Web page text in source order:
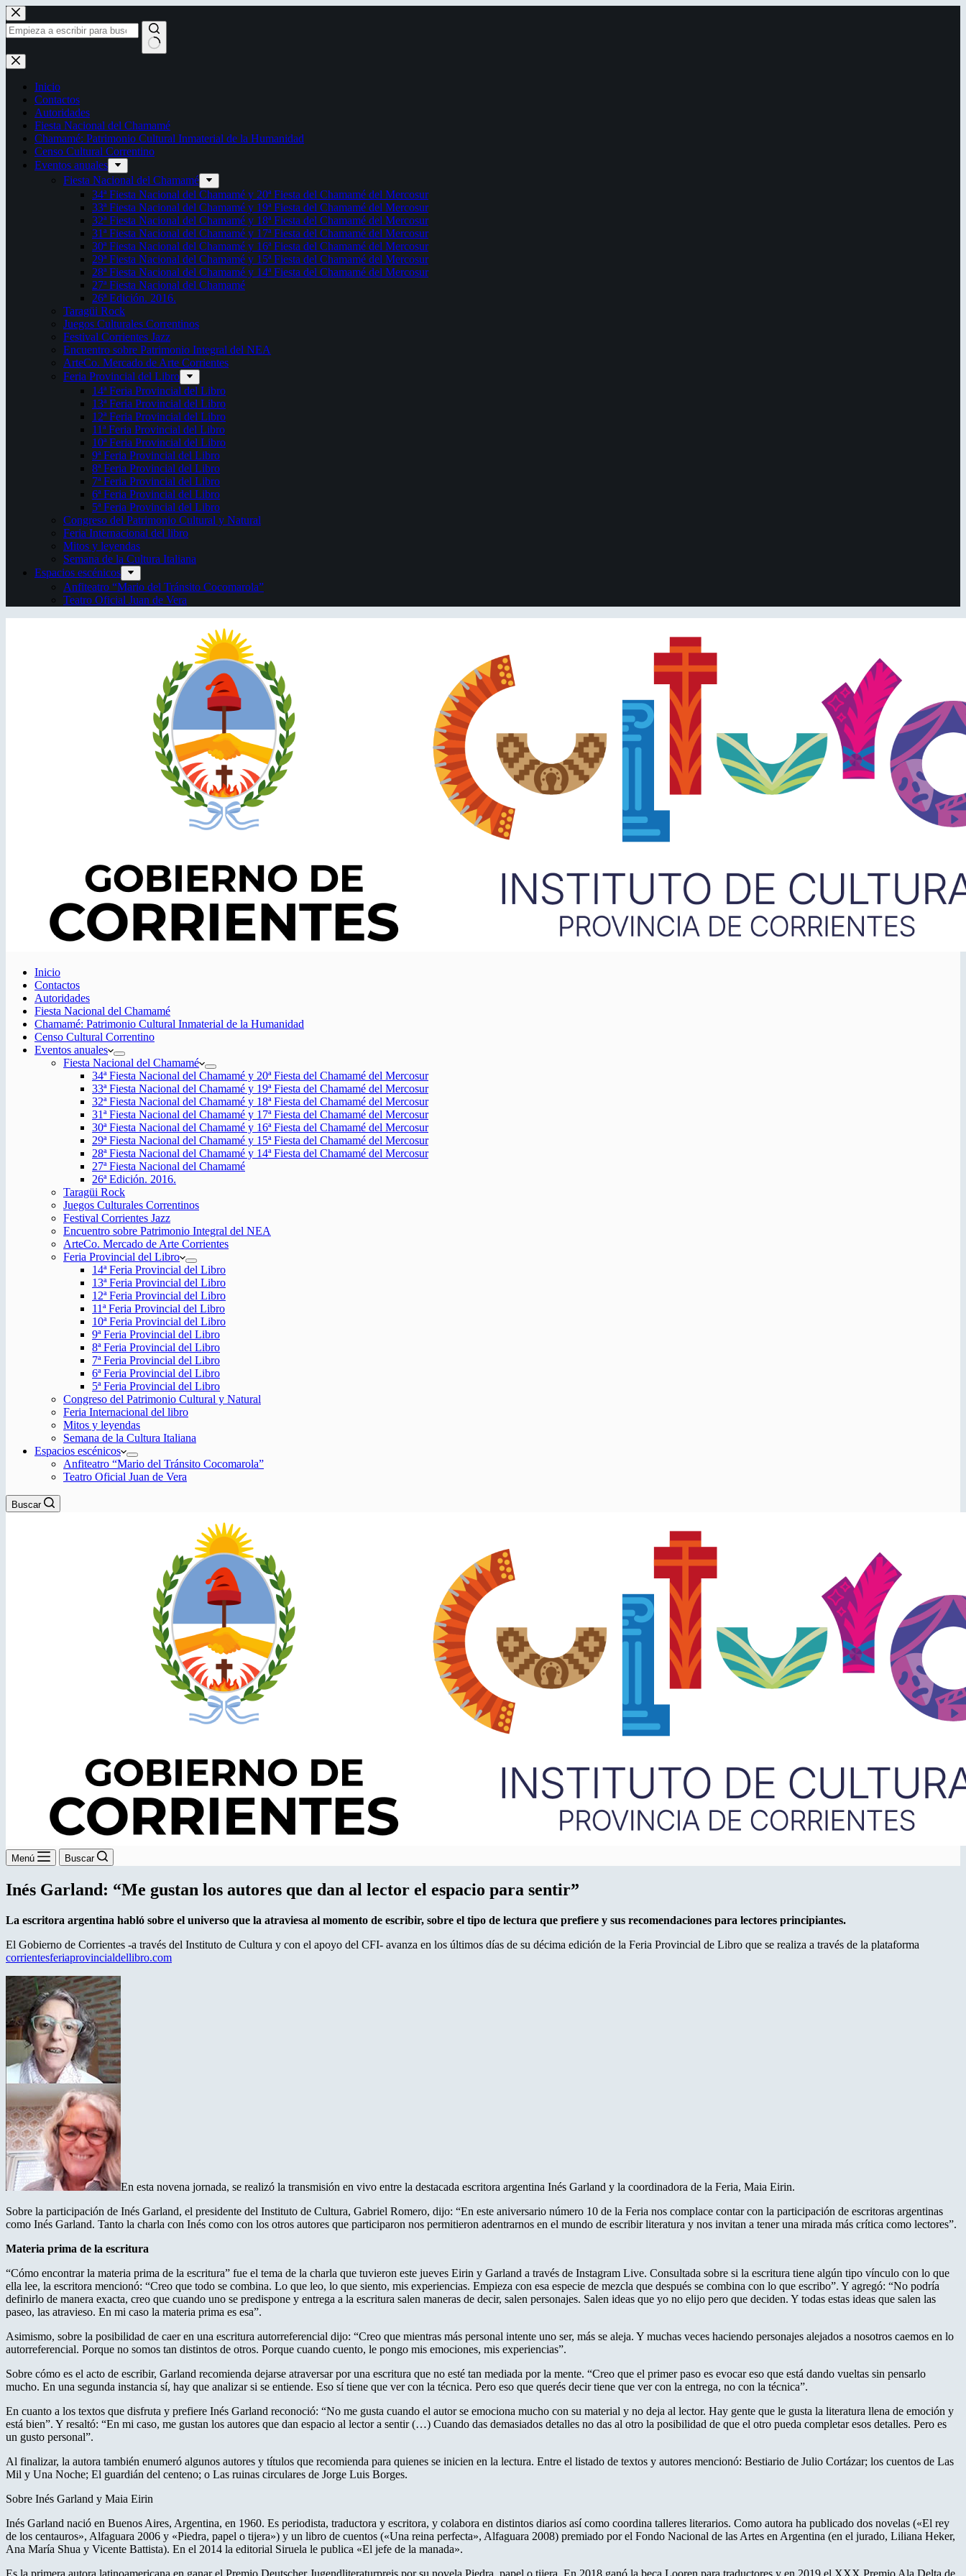
Saltar
al
contenido
Sin
resultados
Inicio
Contactos
Autoridades
Fiesta Nacional del Chamamé
Chamamé: Patrimonio Cultural Inmaterial de la Humanidad
Censo Cultural Correntino
Eventos anuales
Fiesta Nacional del Chamamé
34ª Fiesta Nacional del Chamamé y 20ª Fiesta del Chamamé del Mercosur
33ª Fiesta Nacional del Chamamé y 19ª Fiesta del Chamamé del Mercosur
32ª Fiesta Nacional del Chamamé y 18ª Fiesta del Chamamé del Mercosur
31ª Fiesta Nacional del Chamamé y 17ª Fiesta del Chamamé del Mercosur
30ª Fiesta Nacional del Chamamé y 16ª Fiesta del Chamamé del Mercosur
29ª Fiesta Nacional del Chamamé y 15ª Fiesta del Chamamé del Mercosur
28ª Fiesta Nacional del Chamamé y 14ª Fiesta del Chamamé del Mercosur
27ª Fiesta Nacional del Chamamé
26ª Edición. 2016.
Taragüi Rock
Juegos Culturales Correntinos
Festival Corrientes Jazz
Encuentro sobre Patrimonio Integral del NEA
ArteCo. Mercado de Arte Corrientes
Feria Provincial del Libro
14ª Feria Provincial del Libro
13ª Feria Provincial del Libro
12ª Feria Provincial del Libro
11ª Feria Provincial del Libro
10ª Feria Provincial del Libro
9ª Feria Provincial del Libro
8ª Feria Provincial del Libro
7ª Feria Provincial del Libro
6ª Feria Provincial del Libro
5ª Feria Provincial del Libro
Congreso del Patrimonio Cultural y Natural
Feria Internacional del libro
Mitos y leyendas
Semana de la Cultura Italiana
Espacios escénicos
Anfiteatro “Mario del Tránsito Cocomarola”
Teatro Oficial Juan de Vera
Inicio
Contactos
Autoridades
Fiesta Nacional del Chamamé
Chamamé: Patrimonio Cultural Inmaterial de la Humanidad
Censo Cultural Correntino
Eventos anuales
Fiesta Nacional del Chamamé
34ª Fiesta Nacional del Chamamé y 20ª Fiesta del Chamamé del Mercosur
33ª Fiesta Nacional del Chamamé y 19ª Fiesta del Chamamé del Mercosur
32ª Fiesta Nacional del Chamamé y 18ª Fiesta del Chamamé del Mercosur
31ª Fiesta Nacional del Chamamé y 17ª Fiesta del Chamamé del Mercosur
30ª Fiesta Nacional del Chamamé y 16ª Fiesta del Chamamé del Mercosur
29ª Fiesta Nacional del Chamamé y 15ª Fiesta del Chamamé del Mercosur
28ª Fiesta Nacional del Chamamé y 14ª Fiesta del Chamamé del Mercosur
27ª Fiesta Nacional del Chamamé
26ª Edición. 2016.
Taragüi Rock
Juegos Culturales Correntinos
Festival Corrientes Jazz
Encuentro sobre Patrimonio Integral del NEA
ArteCo. Mercado de Arte Corrientes
Feria Provincial del Libro
14ª Feria Provincial del Libro
13ª Feria Provincial del Libro
12ª Feria Provincial del Libro
11ª Feria Provincial del Libro
10ª Feria Provincial del Libro
9ª Feria Provincial del Libro
8ª Feria Provincial del Libro
7ª Feria Provincial del Libro
6ª Feria Provincial del Libro
5ª Feria Provincial del Libro
Congreso del Patrimonio Cultural y Natural
Feria Internacional del libro
Mitos y leyendas
Semana de la Cultura Italiana
Espacios escénicos
Anfiteatro “Mario del Tránsito Cocomarola”
Teatro Oficial Juan de Vera
Buscar
Menú Buscar
Inés Garland: “Me gustan los autores que dan al lector el espacio para sentir”
La escritora argentina habló sobre el universo que la atraviesa al momento de escribir, sobre el tipo de lectura que prefiere y sus recomendaciones para lectores principiantes.
El Gobierno de Corrientes -a través del Instituto de Cultura y con el apoyo del CFI- avanza en los últimos días de su décima edición de la Feria Provincial de Libro que se realiza a través de la plataforma
corrientesferiaprovincialdellibro.com
En esta novena jornada, se realizó la transmisión en vivo entre la destacada escritora argentina Inés Garland y la coordinadora de la Feria, Maia Eirin.
Sobre la participación de Inés Garland, el presidente del Instituto de Cultura, Gabriel Romero, dijo: “En este aniversario número 10 de la Feria nos complace contar con la participación de escritoras argentinas
como Inés Garland. Tanto la charla con Inés como con los otros autores que participaron nos permitieron adentrarnos en el mundo de escribir literatura y nos invitan a tener una mirada más crítica como lectores”.
Materia prima de la escritura
“Cómo encontrar la materia prima de la escritura” fue el tema de la charla que tuvieron este jueves Eirin y Garland a través de Instagram Live. Consultada sobre si la escritura tiene algún tipo vínculo con lo que
ella lee, la escritora mencionó: “Creo que todo se combina. Lo que leo, lo que siento, mis experiencias. Empieza con esa especie de mezcla que después se combina con lo que escribo”. Y agregó: “No podría
definirlo de manera exacta, creo que cuando uno se predispone y entrega a la escritura salen maneras de decir, salen personajes. Salen ideas que yo no elijo pero que deciden. Y todas estas ideas que salen las
paseo, las atravieso. En mi caso la materia prima es esa”.
Asimismo, sobre la posibilidad de caer en una escritura autorreferencial dijo: “Creo que mientras más personal intente uno ser, más se aleja. Y muchas veces haciendo personajes alejados a nosotros caemos en lo
autorreferencial. Porque no somos tan distintos de otros. Porque cuando cuento, le pongo mis emociones, mis experiencias”.
Sobre cómo es el acto de escribir, Garland recomienda dejarse atraversar por una escritura que no esté tan mediada por la mente. “Creo que el primer paso es evocar eso que está dando vueltas sin pensarlo
mucho. En una segunda instancia sí, hay que analizar si se entiende. Eso sí tiene que ver con la técnica. Pero eso que querés decir tiene que ver con la entrega, no con la técnica”.
En cuanto a los textos que disfruta y prefiere Inés Garland reconoció: “No me gusta cuando el autor se emociona mucho con su material y no deja al lector. Hay gente que le gusta la literatura llena de emoción y
está bien”. Y resaltó: “En mi caso, me gustan los autores que dan espacio al lector a sentir (…) Cuando das demasiados detalles no das al otro la posibilidad de que el otro pueda completar esos detalles. Pero es
un gusto personal”.
Al finalizar, la autora también enumeró algunos autores y títulos que recomienda para quienes se inicien en la lectura. Entre el listado de textos y autores mencionó: Bestiario de Julio Cortázar; los cuentos de Las
Mil y Una Noche; El guardián del centeno; o Las ruinas circulares de Jorge Luis Borges.
Sobre Inés Garland y Maia Eirin
Inés Garland nació en Buenos Aires, Argentina, en 1960. Es periodista, traductora y escritora, y colabora en distintos diarios así como coordina talleres literarios. Como autora ha publicado dos novelas («El rey
de los centauros», Alfaguara 2006 y «Piedra, papel o tijera») y un libro de cuentos («Una reina perfecta», Alfaguara 2008) premiado por el Fondo Nacional de las Artes en Argentina (en el jurado, Liliana Heker,
Ana María Shua y Vicente Battista). En el 2014 la editorial Siruela le publica «El jefe de la manada».
Es la primera autora latinoamericana en ganar el Premio Deutscher Jugendliteraturpreis por su novela Piedra, papel o tijera. En 2018 ganó la beca Looren para traductores y en 2019 el XXX Premio Ala Delta de